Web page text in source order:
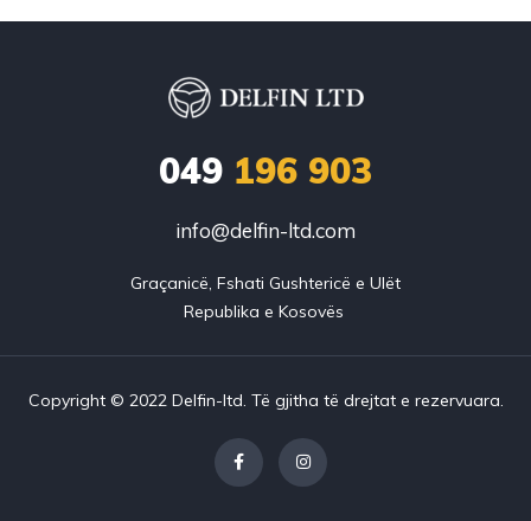
049 196 903
info@delfin-ltd.com
Graçanicë, Fshati Gushtericë e Ulët
Copyright © 2022 Delfin-ltd. Të gjitha të drejtat e rezervuara.